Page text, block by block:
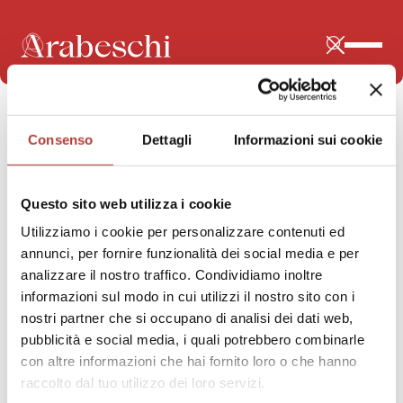
Consenso Dettagli Informazioni sui cookie
Questo sito web utilizza i cookie
Utilizziamo i cookie per personalizzare contenuti ed
annunci, per fornire funzionalità dei social media e per
analizzare il nostro traffico. Condividiamo inoltre
informazioni sul modo in cui utilizzi il nostro sito con i
nostri partner che si occupano di analisi dei dati web,
pubblicità e social media, i quali potrebbero combinarle
con altre informazioni che hai fornito loro o che hanno
raccolto dal tuo utilizzo dei loro servizi.
rimediazione